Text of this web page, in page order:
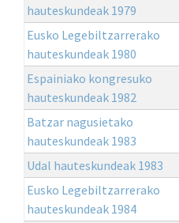
hauteskundeak 1979
Eusko Legebiltzarrerako
hauteskundeak 1980
Espainiako kongresuko
hauteskundeak 1982
Batzar nagusietako
hauteskundeak 1983
Udal hauteskundeak 1983
Eusko Legebiltzarrerako
hauteskundeak 1984